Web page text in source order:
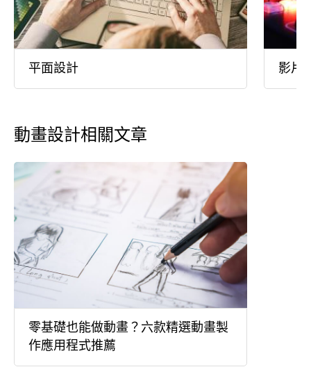
平面設計 影片
動畫設計相關文章
零基礎也能做動畫？六款精選動畫製
作應用程式推薦